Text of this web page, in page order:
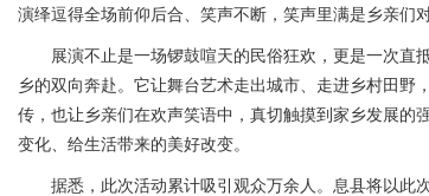
演绎逗得全场前仰后合、笑声不断，笑声里满是乡亲们
展演不止是一场锣鼓喧天的民俗狂欢，更是一次直
乡的双向奔赴。它让舞台艺术走出城市、走进乡村田野
传，也让乡亲们在欢声笑语中，真切触摸到家乡发展的
变化、给生活带来的美好改变。
据悉，此次活动累计吸引观众万余人。息县将以此